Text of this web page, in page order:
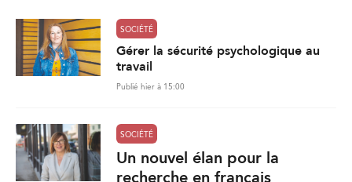
SOCIÉTÉ
Gérer la sécurité psychologique au
travail
Publié hier à 15:00
SOCIÉTÉ
Un nouvel élan pour la